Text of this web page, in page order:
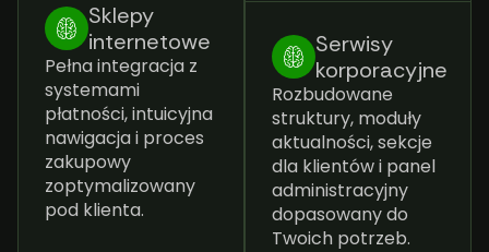
Sklepy
internetowe
Pełna integracja z
systemami
płatności, intuicyjna
nawigacja i proces
zakupowy
zoptymalizowany
pod klienta.
Serwisy
korporacyjne
Rozbudowane
struktury, moduły
aktualności, sekcje
dla klientów i panel
administracyjny
dopasowany do
Twoich potrzeb.